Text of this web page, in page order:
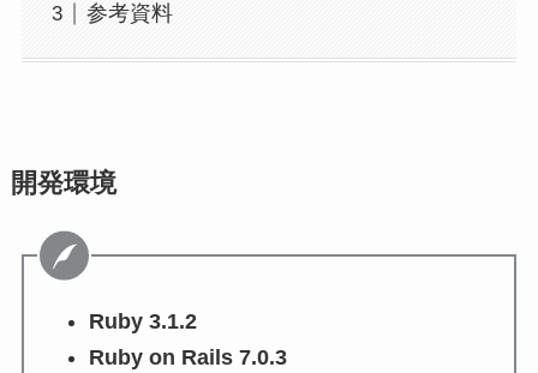
参考資料
開発環境
Ruby 3.1.2
Ruby on Rails 7.0.3